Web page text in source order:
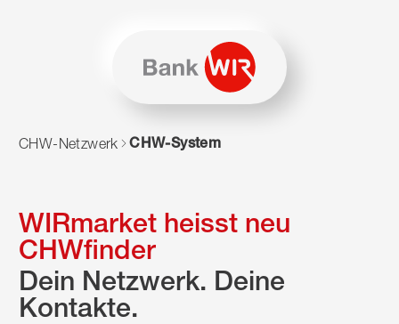
Zum Navigieren dieser Seite wird JavaScript benötigt.
CHW-Netzwerk CHW-System
WIRmarket heisst neu
CHWfinder
Dein Netzwerk. Deine
Kontakte.